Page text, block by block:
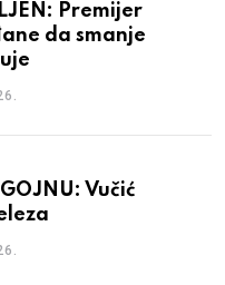
Premijer
da smanje
Vučić